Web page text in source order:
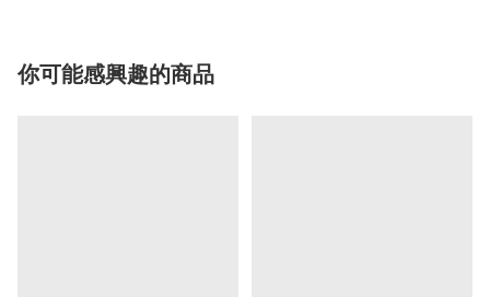
你可能感興趣的商品